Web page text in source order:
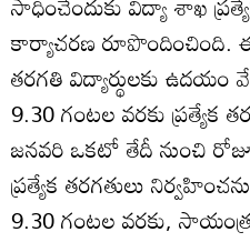
కార్యాచరణ రూపొందించింది.
తరగతి విద్యార్థులకు
9.30 గంటల వరకు ప్రత్యేక
జనవరి ఒకటో తేదీ నుంచి
ప్రత్యేక తరగతులు
9.30 గంటల వరకు,